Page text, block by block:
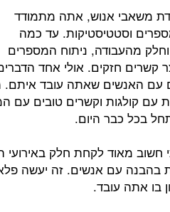
משאבי אנוש, אתה מתמודד
וסטטיסטיקות. עד כמה
וחלק מהעבודה, ניתוח המספרים
קשרים חזקים. אולי אחד
עם האנשים שאתה עובד
עם קולגות וקשרים טובים
בכל כבר היום.
מאוד לקחת חלק באירועי
בהבנה עם אנשים. זה יעשה
בו אתה עובד.